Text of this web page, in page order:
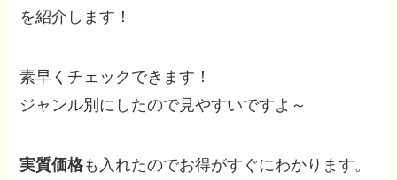
を紹介します！
素早くチェックできます！
ジャンル別にしたので見やすいですよ～
実質価格も入れたのでお得がすぐにわかります。